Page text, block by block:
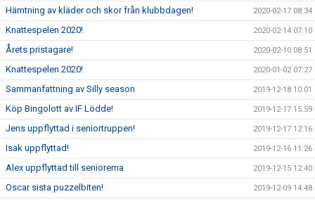
Hämtning av kläder och skor från klubbdagen! 2020-02-17 08:34
Knattespelen 2020! 2020-02-14 07:10
Årets pristagare! 2020-02-10 08:51
Knattespelen 2020! 2020-01-02 07:27
Sammanfattning av Silly season 2019-12-18 10:01
Köp Bingolott av IF Lödde! 2019-12-17 15:59
Jens uppflyttad i seniortruppen! 2019-12-17 12:16
Isak uppflyttad! 2019-12-16 11:26
Alex uppflyttad till seniorerna 2019-12-15 12:40
Oscar sista puzzelbiten! 2019-12-09 14:48